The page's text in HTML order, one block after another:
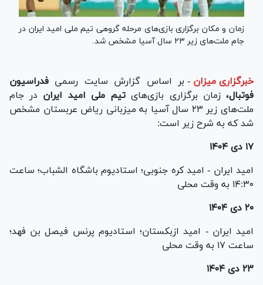
زمان و مکان برگزاری بازی‌های مرحله گروهی تیم ملی امید ایران در
جام ملت‌های زیر ۲۳ سال آسیا مشخص شد.
خبرگزاری میزان - بر اساس گزارش سایت رسمی فدراسیون
فوتبال،زمان برگزاری بازی‌های تیم ملی امید ایران در جام
ملت‌های زیر ۲۳ سال آسیا به میزبانی ریاض عربستان مشخص
شد که به شرح زیر است:
۱۷ دی ۱۴۰۴
امید ایران - امید کره جنوبی؛ استادیوم باشگاه الشباب؛ ساعت
۱۴:۳۰ به وقت محلی
۲۰ دی ۱۴۰۴
امید ایران - امید ازبکستان؛ استادیوم پرنس فیصل بن فهد؛
ساعت ۱۷ به وقت محلی
۲۳ دی ۱۴۰۴